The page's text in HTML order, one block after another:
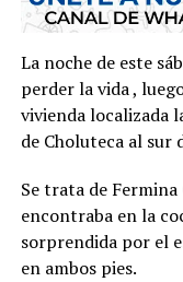
La noche de este
perder la vida ,
vivienda localizada
de Choluteca al sur
Se trata de
encontraba en la
sorprendida por el
en ambos pies.